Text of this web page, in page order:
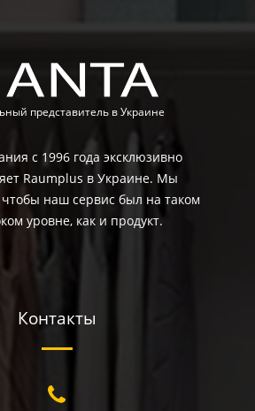
представитель в Украине
с 1996 года эксклюзивно
Raumplus в Украине. Мы
чтобы наш сервис был на таком
уровне, как и продукт.
Контакты